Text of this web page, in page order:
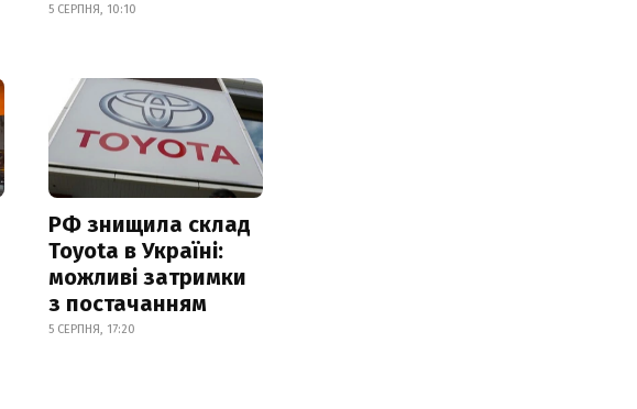
5 СЕРПНЯ, 10:10
РФ знищила склад
Toyota в Україні:
можливі затримки
з постачанням
5 СЕРПНЯ, 17:20